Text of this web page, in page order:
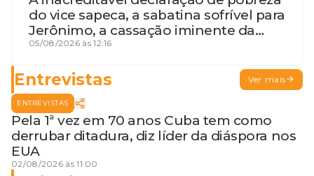
do vice sapeca, a sabatina sofrível para
Jerônimo, a cassação iminente da
desembargadora e a vaga do Quinto
05/08/2026 às 12:16
Entrevistas Ver mais
ENTREVISTAS
Pela 1ª vez em 70 anos Cuba tem como
derrubar ditadura, diz líder da diáspora nos
EUA
02/08/2026 às 11:00